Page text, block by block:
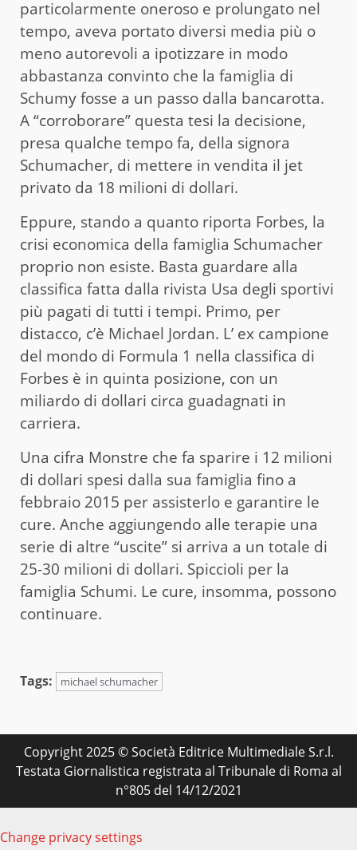
particolarmente oneroso e prolungato nel
tempo, aveva portato diversi media più o
meno autorevoli a ipotizzare in modo
abbastanza convinto che la famiglia di
Schumy fosse a un passo dalla bancarotta.
A “corroborare” questa tesi la decisione,
presa qualche tempo fa, della signora
Schumacher, di mettere in vendita il jet
privato da 18 milioni di dollari.
Eppure, stando a quanto riporta Forbes, la
crisi economica della famiglia Schumacher
proprio non esiste. Basta guardare alla
classifica fatta dalla rivista Usa degli sportivi
più pagati di tutti i tempi. Primo, per
distacco, c’è Michael Jordan. L’ ex campione
del mondo di Formula 1 nella classifica di
Forbes è in quinta posizione, con un
miliardo di dollari circa guadagnati in
carriera.
Una cifra Monstre che fa sparire i 12 milioni
di dollari spesi dalla sua famiglia fino a
febbraio 2015 per assisterlo e garantire le
cure. Anche aggiungendo alle terapie una
serie di altre “uscite” si arriva a un totale di
25-30 milioni di dollari. Spiccioli per la
famiglia Schumi. Le cure, insomma, possono
continuare.
Tags: michael schumacher
Copyright 2025 © Società Editrice Multimediale S.r.l.
Testata Giornalistica registrata al Tribunale di Roma al
n°805 del 14/12/2021
Change privacy settings